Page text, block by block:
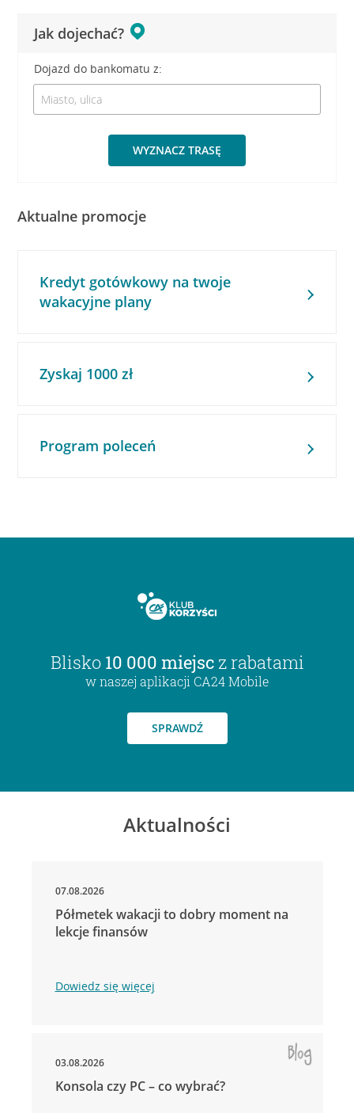
Jak dojechać?
Dojazd do bankomatu z:
WYZNACZ TRASĘ
Aktualne promocje
Kredyt gotówkowy na twoje
wakacyjne plany
Zyskaj 1000 zł
Program poleceń
Blisko 10 000 miejsc z rabatami
w naszej aplikacji CA24 Mobile
SPRAWDŹ
Aktualności
07.08.2026
Półmetek wakacji to dobry moment na
lekcje finansów
Dowiedz się więcej
03.08.2026
Konsola czy PC – co wybrać?